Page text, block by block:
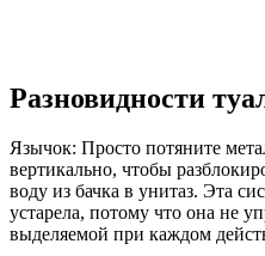
Разновидности
Язычок: Просто потяните
вертикально, чтобы
воду из бачка в унитаз. Эта
устарела, потому что она не
выделяемой при каждом